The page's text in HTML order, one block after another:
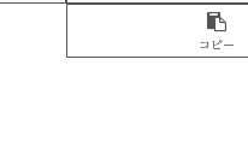
コピー